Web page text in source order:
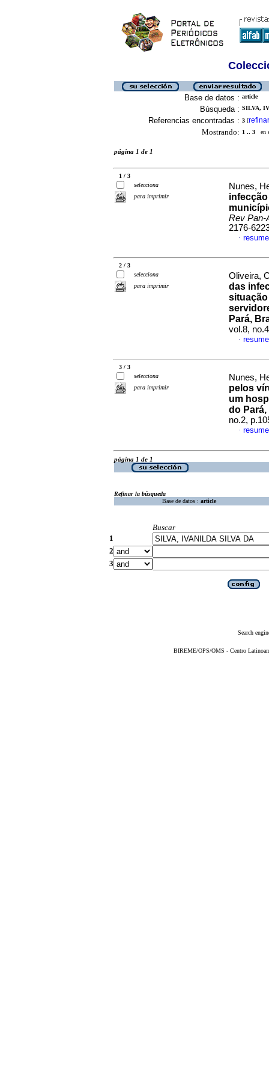
Base de datos : article
Búsqueda : SILVA,
Referencias encontradas : 3 [refinar
Mostrando: 1 .. 3 en
página 1 de 1
1 / 3
selecciona
para imprimir
Nunes,
Rev Pan-
2176-
·
2 / 3
selecciona
para imprimir
Oliveira,
das
Pará,
vol.8,
·
3 / 3
selecciona
para imprimir
Nunes,
pelos
um
do
no.2,
·
página 1 de 1
Refinar la búsqueda
Base de datos : article
Buscar
1
2
3
Search
BIREME/OPS/OMS - Centro